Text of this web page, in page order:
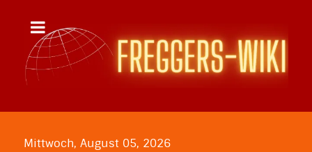
Mittwoch, August 05, 2026